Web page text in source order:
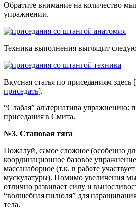
Обратите внимание на количество
упражнении.
Техника выполнения выглядит
Вкусная статья по приседаниям здесь [
приседать].
“Слабая” альтернатива упражнению:
приседания в Смита.
№3. Становая тяга
Пожалуй, самое сложное (особенно
координационное базовое
массанаборное (т.к. в работе
мускулатуры). Помимо увеличения
отлично развивает силу и
“волшебная пилюля” для
тела.